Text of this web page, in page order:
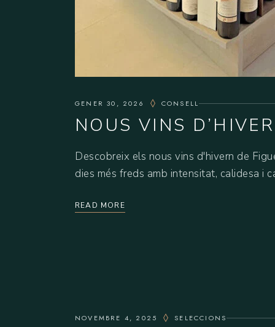
GENER 30, 2026 CONSELL
NOUS VINS
Descobreix els nous vins d'hivern de
dies més freds amb intensitat, calidesa i
READ MORE
NOVEMBRE 4, 2025 SELECCIONS